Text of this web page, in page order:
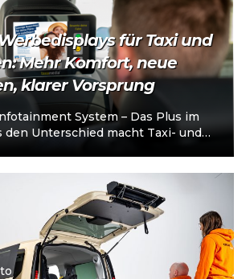
für Taxi und
Mehr Komfort, neue
klarer Vorsprung
System – Das Plus im
den Unterschied macht Taxi- und